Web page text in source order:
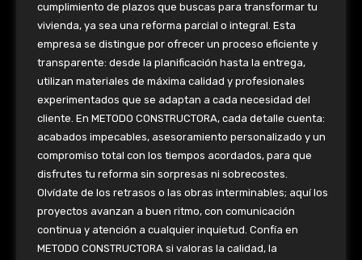
cumplimiento de plazos que buscas para transformar tu
vivienda, ya sea una reforma parcial o integral. Esta
empresa se distingue por ofrecer un proceso eficiente y
transparente: desde la planificación hasta la entrega,
utilizan materiales de máxima calidad y profesionales
experimentados que se adaptan a cada necesidad del
cliente. En METODO CONSTRUCTORA, cada detalle cuenta:
acabados impecables, asesoramiento personalizado y un
compromiso total con los tiempos acordados, para que
disfrutes tu reforma sin sorpresas ni sobrecostes.
Olvídate de los retrasos o las obras interminables; aquí los
proyectos avanzan a buen ritmo, con comunicación
continua y atención a cualquier inquietud. Confía en
METODO CONSTRUCTORA si valoras la calidad, la